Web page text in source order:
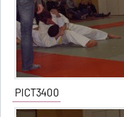
PICT3400